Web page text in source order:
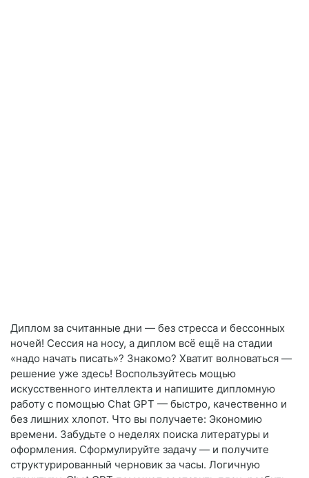
Диплом за считанные дни — без стресса и бессонных
ночей! Сессия на носу, а диплом всё ещё на стадии
«надо начать писать»? Знакомо? Хватит волноваться —
решение уже здесь! Воспользуйтесь мощью
искусственного интеллекта и напишите дипломную
работу с помощью Chat GPT — быстро, качественно и
без лишних хлопот. Что вы получаете: Экономию
времени. Забудьте о неделях поиска литературы и
оформления. Сформулируйте задачу — и получите
структурированный черновик за часы. Логичную